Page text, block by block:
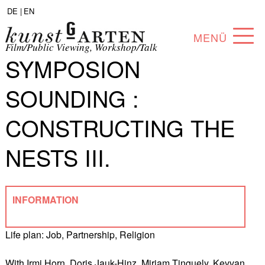
DE | EN
MENÜ
PROGRAM
ABOUT
COLLECTION
Film/Public Viewing, Workshop/Talk
SYMPOSION
SOUNDING :
CONSTRUCTING THE
NESTS III.
INFORMATION
Life plan: Job, Partnership, Religion